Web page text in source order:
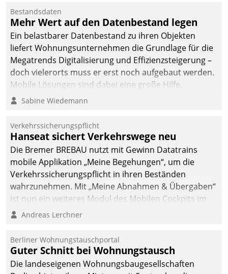
Bestandsdaten
Mehr Wert auf den Datenbestand legen
Ein belastbarer Datenbestand zu ihren Objekten
liefert Wohnungsunternehmen die Grundlage für die
Megatrends Digitalisierung und Effizienzsteigerung –
doch vielerorts muss er erst noch aufgebaut werden.
Mobile Lösungen sind dabei eine große Hilfe.
Sabine Wiedemann
Verkehrssicherungspflicht
Hanseat sichert Verkehrswege neu
Die Bremer BREBAU nutzt mit Gewinn Datatrains
mobile Applikation „Meine Begehungen“, um die
Verkehrssicherungspflicht in ihren Beständen
wahrzunehmen. Mit „Meine Abnahmen & Übergaben“
ist nun ein weiteres Modul des Mobilen Cockpits im
Einsatz.
Andreas Lerchner
Berliner Wohnungstauschportal
Guter Schnitt bei Wohnungstausch
Die landeseigenen Wohnungsbaugesellschaften